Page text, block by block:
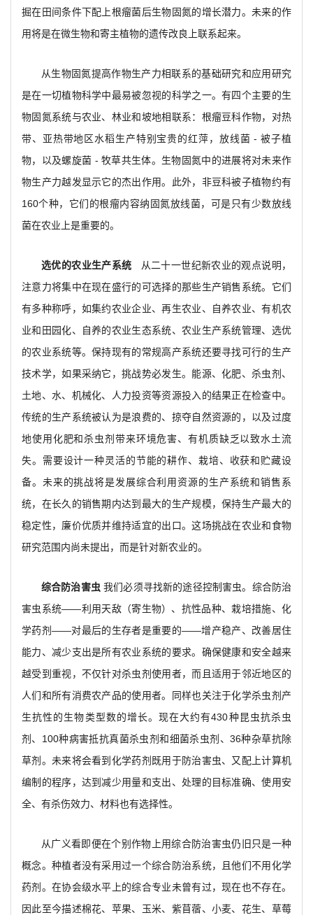
掘在田间条件下配上根瘤菌后生物固氮的增长潜力。未来的作
用将是在微生物和寄主植物的遗传改良上联系起来。
从生物固氮提高作物生产力相联系的基础研究和应用研究
是在一切植物科学中最易被忽视的科学之一。有四个主要的生
物固氮系统与农业、林业和坡地相联系：根瘤豆科作物，对热
带、亚热带地区水稻生产特别宝贵的红萍，放线菌 - 被子植
物，以及螺旋菌 - 牧草共生体。生物固氮中的进展将对未来作
物生产力越发显示它的杰出作用。此外，非豆科被子植物约有
160个种，它们的根瘤内容纳固氮放线菌，可是只有少数放线
菌在农业上是重要的。
选优的农业生产系统
从二十一世纪新农业的观点说明，
注意力将集中在现在盛行的可选择的那些生产销售系统。它们
有多种称呼，如集约农业企业、再生农业、自养农业、有机农
业和田园化、自养的农业生态系统、农业生产系统管理、选优
的农业系统等。保持现有的常规高产系统还要寻找可行的生产
技术学，如果采纳它，挑战势必发生。能源、化肥、杀虫剂、
土地、水、机械化、人力投资等资源投入的结果正在检查中。
传统的生产系统被认为是浪费的、掠夺自然资源的，以及过度
地使用化肥和杀虫剂带来环境危害、有机质缺乏以致水土流
失。需要设计一种灵活的节能的耕作、栽培、收获和贮藏设
备。未来的挑战将是发展综合利用资源的生产系统和销售系
统，在长久的销售期内达到最大的生产规模，保持生产最大的
稳定性，廉价优质并维持适宜的出口。这场挑战在农业和食物
研究范围内尚未提出，而是针对新农业的。
综合防治害虫我们必须寻找新的途径控制害虫。综合防治
害虫系统——利用天敌（寄生物）、抗性品种、栽培措施、化
学药剂——对最后的生存者是重要的——增产稳产、改善居住
能力、减少支出是所有农业系统的要求。确保健康和安全越来
越受到重视，不仅针对杀虫剂使用者，而且适用于邻近地区的
人们和所有消费农产品的使用者。同样也关注于化学杀虫剂产
生抗性的生物类型数的增长。现在大约有430种昆虫抗杀虫
剂、100种病害抵抗真菌杀虫剂和细菌杀虫剂、36种杂草抗除
草剂。未来将会看到化学药剂既用于防治害虫、又配上计算机
编制的程序，达到减少用量和支出、处理的目标准确、使用安
全、有杀伤效力、材料也有选择性。
从广义看即便在个别作物上用综合防治害虫仍旧只是一种
概念。种植者没有采用过一个综合防治系统，且他们不用化学
药剂。在协会级水平上的综合专业未曾有过，现在也不存在。
因此至今描述棉花、苹果、玉米、紫苜蓿、小麦、花生、草莓